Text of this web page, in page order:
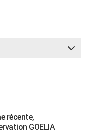
récente,
GOELIA